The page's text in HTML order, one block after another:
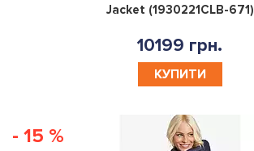
Jacket (1930221CLB-671)
10199 грн.
КУПИТИ
- 15 %